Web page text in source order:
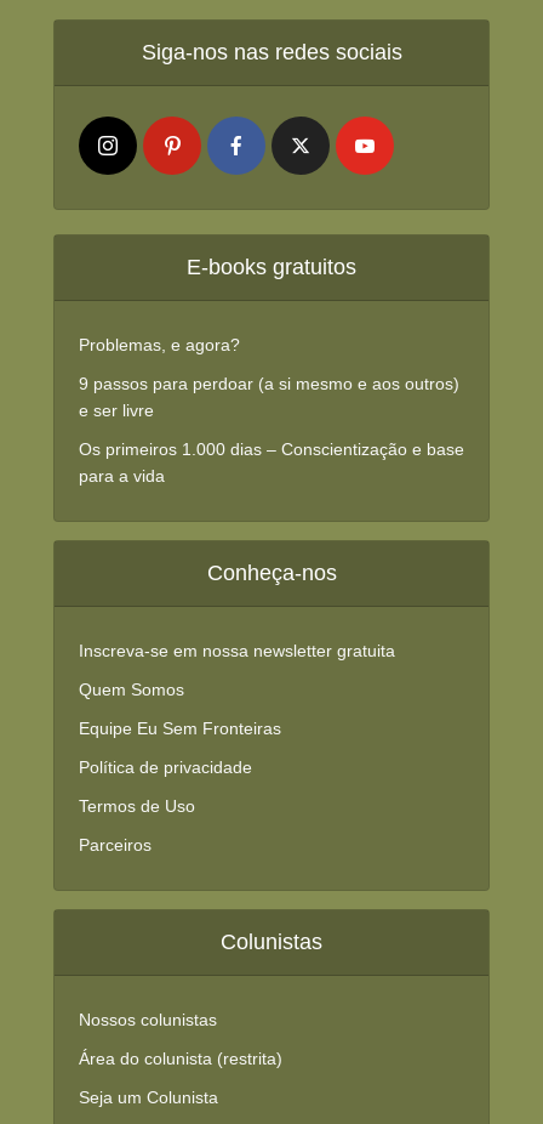
Siga-nos nas redes sociais
E-books gratuitos
Problemas, e agora?
9 passos para perdoar (a si mesmo e aos outros)
e ser livre
Os primeiros 1.000 dias – Conscientização e base
para a vida
Conheça-nos
Inscreva-se em nossa newsletter gratuita
Quem Somos
Equipe Eu Sem Fronteiras
Política de privacidade
Termos de Uso
Parceiros
Colunistas
Nossos colunistas
Área do colunista (restrita)
Seja um Colunista